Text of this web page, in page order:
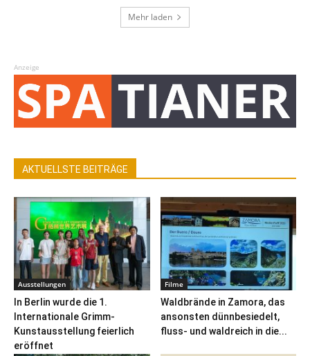
Mehr laden
Anzeige
AKTUELLSTE BEITRÄGE
Ausstellungen
In Berlin wurde die 1.
Internationale Grimm-
Kunstausstellung feierlich
eröffnet
Filme
Waldbrände in Zamora, das
ansonsten dünnbesiedelt,
fluss- und waldreich in die...